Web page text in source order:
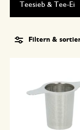
Teesieb & Tee-Ei
Filtern &